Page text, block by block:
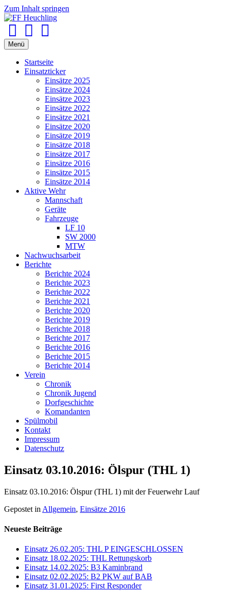
Zum Inhalt springen
Menü
Startseite
Einsatzticker
Einsätze 2025
Einsätze 2024
Einsätze 2023
Einsätze 2022
Einsätze 2021
Einsätze 2020
Einsätze 2019
Einsätze 2018
Einsätze 2017
Einsätze 2016
Einsätze 2015
Einsätze 2014
Aktive Wehr
Mannschaft
Geräte
Fahrzeuge
LF 10
SW 2000
MTW
Nachwuchsarbeit
Berichte
Berichte 2024
Berichte 2023
Berichte 2022
Berichte 2021
Berichte 2020
Berichte 2019
Berichte 2018
Berichte 2017
Berichte 2016
Berichte 2015
Berichte 2014
Verein
Chronik
Chronik Jugend
Dorfgeschichte
Komandanten
Spülmobil
Kontakt
Impressum
Datenschutz
Einsatz 03.10.2016: Ölspur (THL 1)
Einsatz 03.10.2016: Ölspur (THL 1) mit der Feuerwehr Lauf
Gepostet in Allgemein, Einsätze 2016
Neueste Beiträge
Einsatz 26.02.205: THL P EINGESCHLOSSEN
Einsatz 18.02.2025: THL Rettungskorb
Einsatz 14.02.2025: B3 Kaminbrand
Einsatz 02.02.2025: B2 PKW auf BAB
Einsatz 31.01.2025: First Responder